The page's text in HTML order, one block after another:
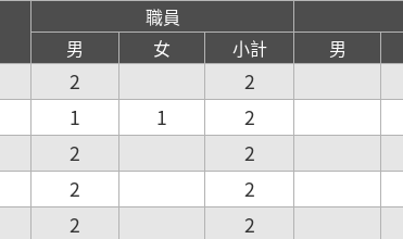
職員
男
女 小計 男
2 2
1 1 2
2 2
2 2
2 2